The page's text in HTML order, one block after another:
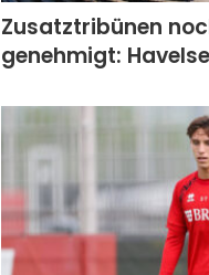
Zusatztribünen
genehmigt: